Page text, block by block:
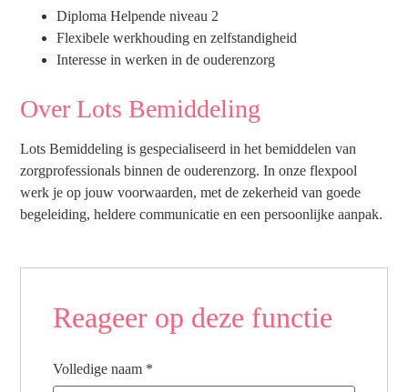
Diploma Helpende niveau 2
Flexibele werkhouding en zelfstandigheid
Interesse in werken in de ouderenzorg
Over Lots Bemiddeling
Lots Bemiddeling is gespecialiseerd in het bemiddelen van
zorgprofessionals binnen de ouderenzorg. In onze flexpool
werk je op jouw voorwaarden, met de zekerheid van goede
begeleiding, heldere communicatie en een persoonlijke aanpak.
Reageer op deze functie
Volledige naam *